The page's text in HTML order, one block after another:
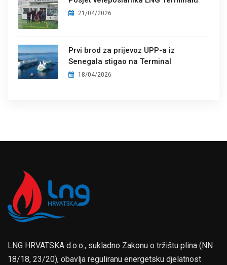
21/04/2026
Prvi brod za prijevoz UPP-a iz
Senegala stigao na Terminal
18/04/2026
LNG HRVATSKA d.o.o., sukladno Zakonu o tržištu plina (NN
18/18, 23/20), obavlja reguliranu energetsku djelatnost